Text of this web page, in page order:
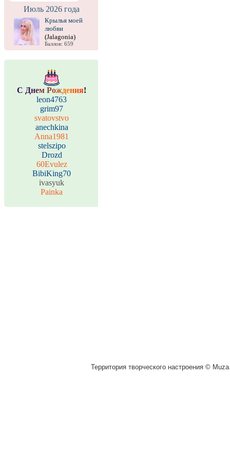
Июль 2026 года
Крылья моей
любви
(Jalagonia)
Баллов: 659
С Днем Рождения!
leon4763
grim97
svatovstvo
anechkina
Anna1981
stelszipo
Drozd
60Evulez
BibiKing70
ivasyuk
Painka
Территория творческого настроения ©